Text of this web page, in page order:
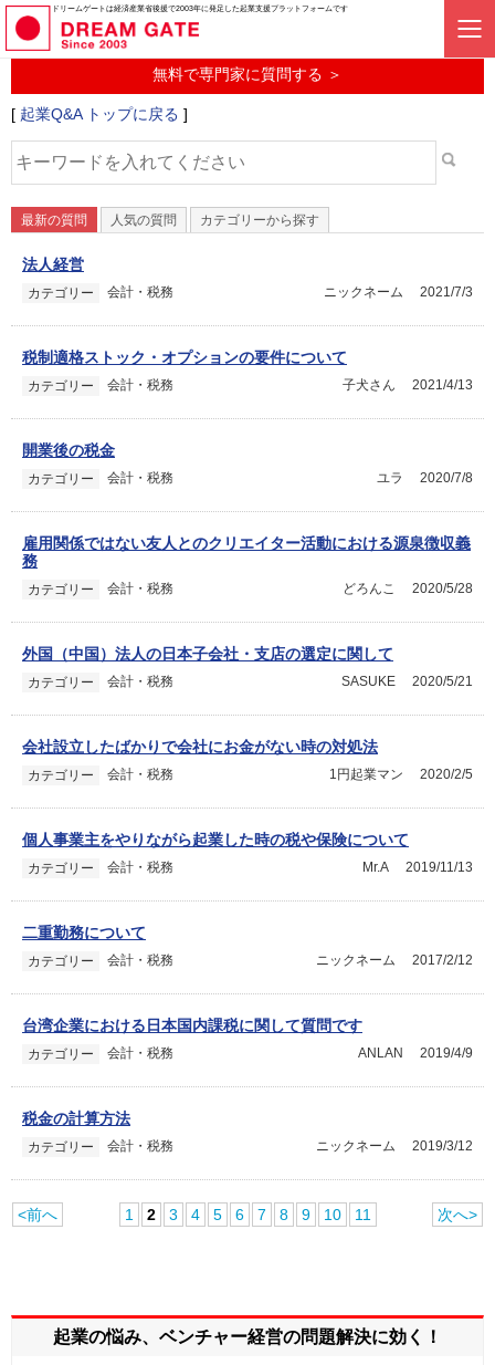
ドリームゲートは経済産業省後援で2003年に発足した起業支援プラットフォームです
起業に関するみんなの質問投稿サービス
起業Q&A
無料で専門家に質問する ＞
[ 起業Q&A トップに戻る ]
最新の質問 人気の質問 カテゴリーから探す
法人経営
カテゴリー 会計・税務 2021/7/3
ニックネーム
税制適格ストック・オプションの要件について
カテゴリー 会計・税務 2021/4/13
子犬さん
開業後の税金
カテゴリー 会計・税務 2020/7/8
ユラ
雇用関係ではない友人とのクリエイター活動における源泉徴収義
務
カテゴリー 会計・税務 2020/5/28
どろんこ
外国（中国）法人の日本子会社・支店の選定に関して
カテゴリー 会計・税務 2020/5/21
SASUKE
会社設立したばかりで会社にお金がない時の対処法
カテゴリー 会計・税務 2020/2/5
1円起業マン
個人事業主をやりながら起業した時の税や保険について
カテゴリー 会計・税務 2019/11/13
Mr.A
二重勤務について
カテゴリー 会計・税務 2017/2/12
ニックネーム
台湾企業における日本国内課税に関して質問です
カテゴリー 会計・税務 2019/4/9
ANLAN
税金の計算方法
カテゴリー 会計・税務 2019/3/12
ニックネーム
<前へ 1 2 3 4 5 6 7 8 9 10 11 次へ>
起業の悩み、ベンチャー経営の問題解決に効く！